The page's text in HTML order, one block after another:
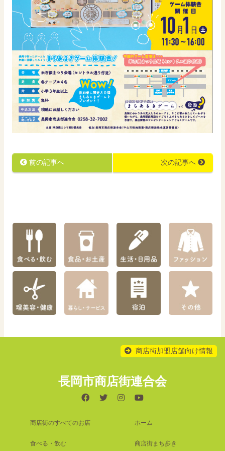
前の記事へ 次の記事へ
商店街加盟店舗向け情報
長岡市商店街連合会
商店街のすべてのお店
食べる・飲む
ホーム
商店街まち歩き